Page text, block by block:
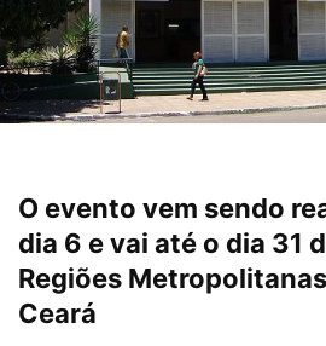
O evento vem sendo
dia 6 e vai até o dia 31
Regiões
Ceará